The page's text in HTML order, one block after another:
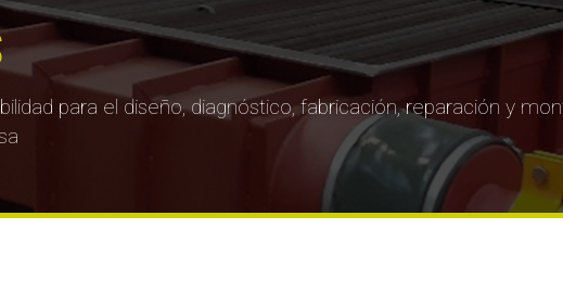
para el diseño, diagnóstico, fabricación, reparación y